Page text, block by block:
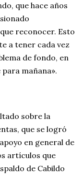
que hace años
reconocer. Esto
a tener cada vez
de fondo, en
mañana».
sobre la
que se logró
en general de
artículos que
de Cabildo